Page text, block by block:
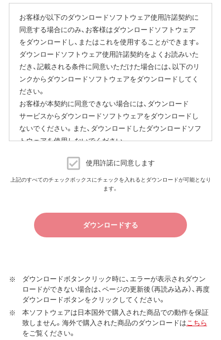
設定画面を表示していただき、[管理]-[ファームウェア更新]
内の「ファームウェア自動更新機能」で"自動更新をしな
い"に変更することで停止いただけます。
設定画面の表示方法の詳細は、本商品に同梱の取扱説明書
または、当社ホームページに掲載の「エアステーション設定
ガイド」をご覧ください。
本機能にはその他に下記の注意事項がございます。
ファームウェア自動更新中はインターネットに接続できな
くなります。
従量制課金契約の場合は、ファームウェアダウンロードに
よる通信費用や、パケット通信量の超過による速度制限が
お客様が以下のダウンロードソフトウェア使用許諾契約に
同意する場合にのみ、お客様はダウンロードソフトウェア
をダウンロードし、またはこれを使用することができます。
ダウンロードソフトウェア使用許諾契約をよくお読みいた
だき、記載される条件に同意いただけた場合には、以下のリ
ンクからダウンロードソフトウェアをダウンロードしてく
ださい。
お客様が本契約に同意できない場合には、ダウンロード
サービスからダウンロードソフトウェアをダウンロードし
ないでください。また、ダウンロードしたダウンロードソフ
トウェアを使用しないでください。
ダウンロードソフトウェア使用許諾契約
（株）バッファロー（以下、弊社といいます）は、お客様がダウ
ンロードソフトウェア使用許諾契約（以下、本契約といいま
ます）について弊社が保証契約に基づく修理を実施する際
の条件である保証契約約款、およびそれに含まれるソフト
ウェア（以下、添付ソフトウェアといいます）の使用許諾契
ア（ユーティリティ・ファームウェア・ドライバなど）を含み
以下、本ソフトウェアといいます）の使用を許諾いたしま
す。
第1条 使用許諾
弊社は、本契約に規定する条件で、本ソフトウェアの
使用許諾に同意します
上記のすべてのチェックボックスにチェックを入れるとダウンロードが可能となり
ます。
ダウンロードする
ダウンロードボタンクリック時に、エラーが表示されダウン
ロードができない場合は、ページの更新後（再読み込み）、再度
ダウンロードボタンをクリックしてください。
本ソフトウェアは日本国外で購入された商品での動作を保証
致しません。海外で購入された商品のダウンロードはこちら
をご覧ください。